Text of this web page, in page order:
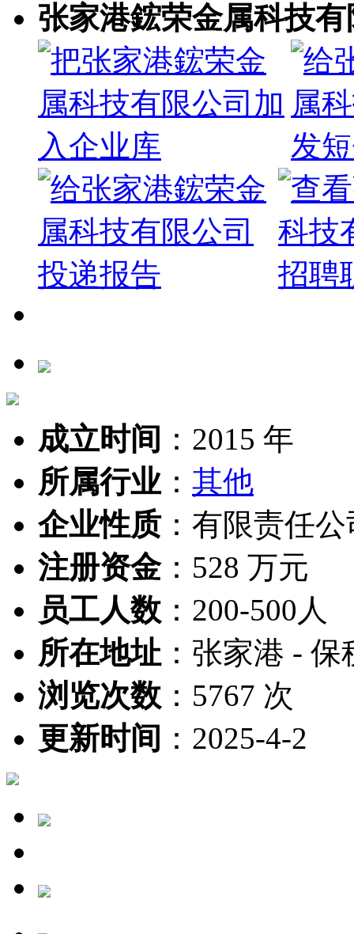
张家港鋐荣金属科技
成立时间 ： 2015 年
所属行业： 其他
企业性质： 有限责任公
注册资金： 528 万元
员工人数 ： 200-500人
所在地址 ： 张家港 - 保
浏览次数 ： 5767 次
更新时间 ： 2025-4-2